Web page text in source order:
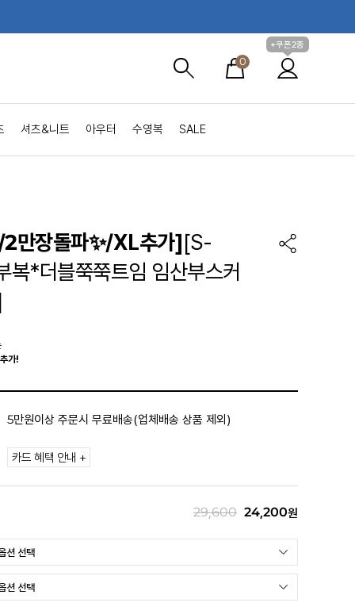
0
+쿠폰2종
셔츠&니트 아우터 수영복 SALE
만장돌파✨/XL추가][S-
복*더블쭉쭉트임 임산부스커
가!
5만원이상 주문시 무료배송(업체배송 상품 제외)
카드 혜택 안내 +
29,600 24,200원